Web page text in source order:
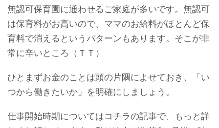
無認可保育園に通わせるご家庭が多いです。無認可
は保育料がお高いので、ママのお給料がほとんど保
育料で消えるというパターンもあります。そこが非
常に辛いところ（ＴＴ）
ひとまずお金のことは頭の片隅によせておき、「い
つから働きたいか」を明確にしましょう。
仕事開始時期についてはコチラの記事で、もっと詳